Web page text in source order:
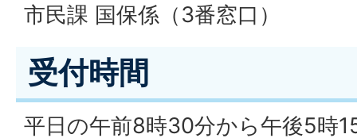
市民課 国保係（3番窓口）
受付時間
平日の午前8時30分から午後5時